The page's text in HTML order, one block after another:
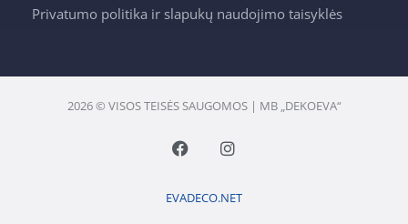
Privatumo politika ir slapukų naudojimo taisyklės
2026 © VISOS TEISĖS SAUGOMOS | MB „DEKOEVA“
F
a
e
I
n
t
EVADECO.NET